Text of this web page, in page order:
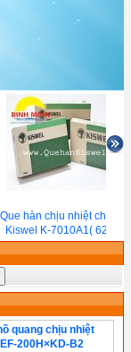
Que hàn chịu nhiệt chịu lực
Kiswel K-7010A1( 620℃)
quang chịu nhiệt
200H×KD-B2